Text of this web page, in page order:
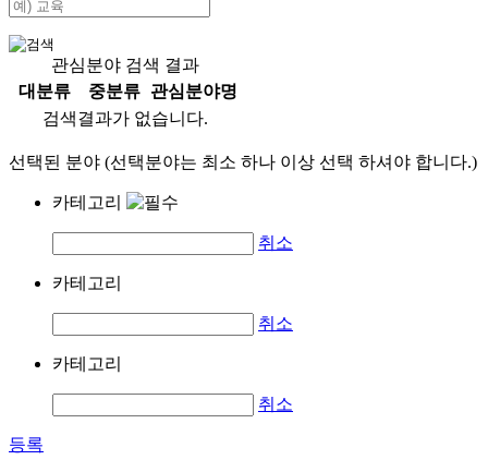
관심분야 검색 결과
대분류
중분류
관심분야명
검색결과가 없습니다.
선택된 분야 (선택분야는 최소 하나 이상 선택 하셔야 합니다.)
카테고리
취소
카테고리
취소
카테고리
취소
등록